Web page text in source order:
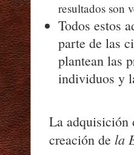
resultados son
Todos estos
parte de las
plantean las
individuos y
La adquisición
creación de la